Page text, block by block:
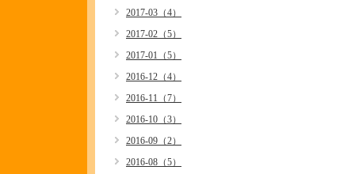
2017-03（4）
2017-02（5）
2017-01（5）
2016-12（4）
2016-11（7）
2016-10（3）
2016-09（2）
2016-08（5）